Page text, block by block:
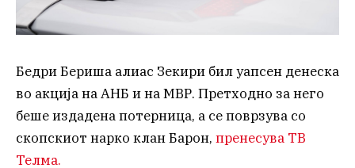
Бедри Бериша алиас Зекири бил уапсен денеска
во акција на АНБ и на МВР. Претходно за него
беше издадена потерница, а се поврзува со
скопскиот нарко клан Барон, пренесува ТВ
Телма.